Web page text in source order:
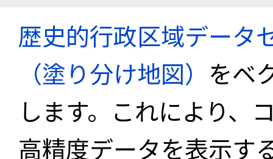
歴史的行政区域データ
（塗り分け地図） をベ
します。これにより、
高精度データを表示す